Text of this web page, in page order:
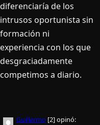
diferenciaría de los
intrusos oportunista sin
formación ni
experiencia con los que
desgraciadamente
competimos a diario.
Guillermo [2]opinó: